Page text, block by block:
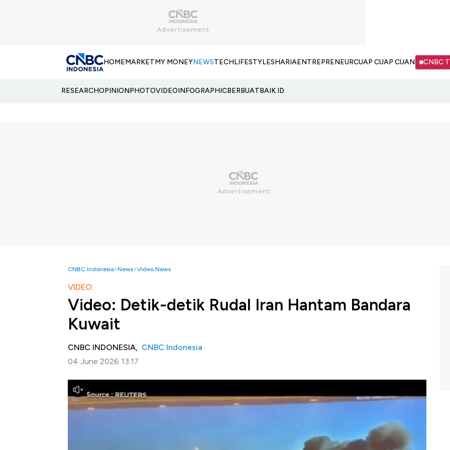
HOMEMARKETMY MONEYNEWSTECHLIFESTYLESHARIAENTREPRENEURCUAP CUAP CUAN CNBC
RESEARCHOPINIONPHOTOVIDEOINFOGRAPHICBERBUATBAIK.ID
CNBC Indonesia News Video News
VIDEO:
Video: Detik-detik Rudal Iran Hantam Bandara
Kuwait
CNBC INDONESIA, CNBC Indonesia
04 June 2026 13:17
Jakarta, CNBC Indonesia -
2026 setelah serangan yang menghantam Kuwait menyebabkan kerusakan pada bandara serta
menewaskan satu orang.